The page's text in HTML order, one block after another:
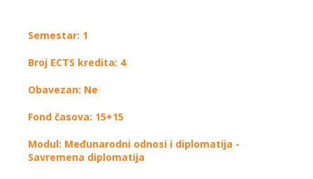
Semestar: 1
Broj ECTS kredita: 4
Obavezan: Ne
Fond časova: 15+15
Modul: Međunarodni odnosi i diplomatija -
Savremena diplomatija